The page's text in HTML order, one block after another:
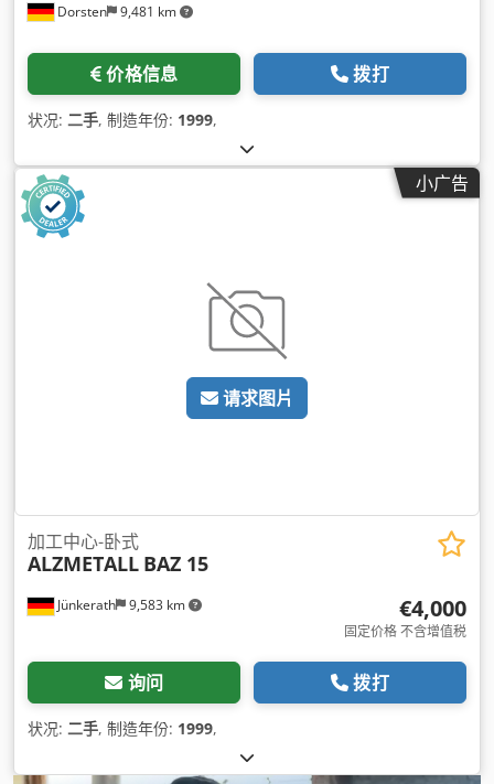
Dorsten 9,481 km
价格信息 拨打
状况: 二手, 制造年份: 1999,
小广告
请求图片
Jünkerath 9,583 km
加工中心-卧式
ALZMETALL BAZ 15
€4,000
固定价格 不含增值税
询问 拨打
状况: 二手, 制造年份: 1999,